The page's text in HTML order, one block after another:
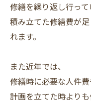
修繕を繰り返し行って
積み立てた修繕費が
れます。
また近年では、
修繕時に必要な人件
計画を立てた時より